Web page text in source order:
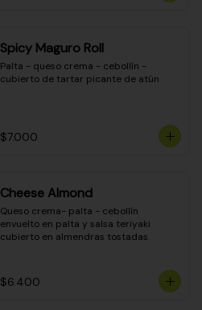
Spicy Maguro Roll
Palta - queso crema - cebollín -
cubierto de tartar picante de atún
$7.000
Cheese Almond
Queso crema- palta - cebollín
envuelto en palta y salsa teriyaki
cubierto en almendras tostadas
$6.400